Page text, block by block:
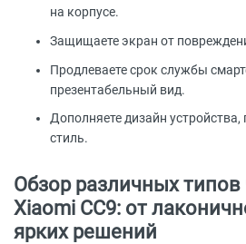
на корпусе.
Защищаете экран от
Продлеваете срок службы
презентабельный вид.
Дополняете дизайн устройства,
стиль.
Обзор различных типов
Xiaomi CC9: от
ярких решений